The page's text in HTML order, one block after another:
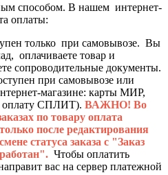
способом. В нашем интернет-
оплаты:
только при самовывозе. Вы
оплачиваете товар и
сопроводительные документы.
при самовывозе или
магазине: карты МИР,
оплату СПЛИТ). ВАЖНО! Во
по товару оплата
после редактирования
статуса заказа с "Заказ
Чтобы оплатить
вас на сервер платежной